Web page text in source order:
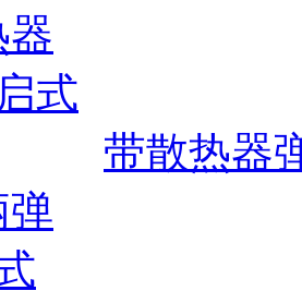
带散热器